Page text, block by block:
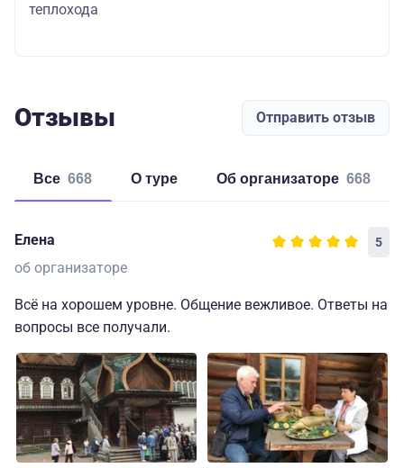
теплохода
Отзывы Отправить отзыв
Все 668 о туре об организаторе 668
Елена 5
об организаторе
Всё на хорошем уровне. Общение вежливое. Ответы на
вопросы все получали.